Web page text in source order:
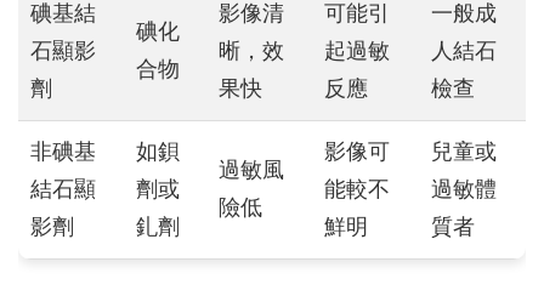
碘基結
石顯影
劑
碘化
合物
影像清
晰，效
果快
可能引
起過敏
反應
一般成
人結石
檢查
非碘基
結石顯
影劑
如鋇
劑或
釓劑
過敏風
險低
影像可
能較不
鮮明
兒童或
過敏體
質者